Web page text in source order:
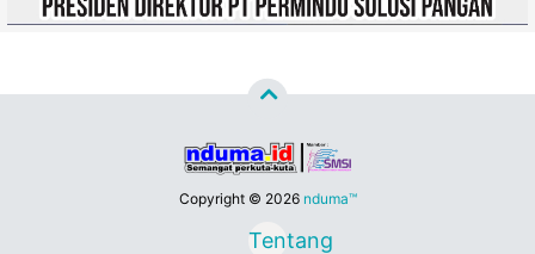
Copyright © 2026 nduma™
Tentang